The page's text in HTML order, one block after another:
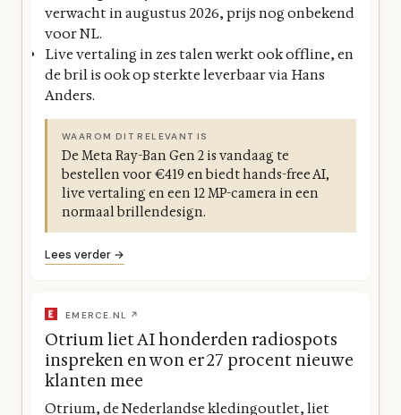
verwacht in augustus 2026, prijs nog onbekend
voor NL.
Live vertaling in zes talen werkt ook offline, en
de bril is ook op sterkte leverbaar via Hans
Anders.
WAAROM DIT RELEVANT IS
De Meta Ray-Ban Gen 2 is vandaag te
bestellen voor €419 en biedt hands-free AI,
live vertaling en een 12 MP-camera in een
normaal brillendesign.
Lees verder →
EMERCE.NL ↗
Otrium liet AI honderden radiospots
inspreken en won er 27 procent nieuwe
klanten mee
Otrium, de Nederlandse kledingoutlet, liet